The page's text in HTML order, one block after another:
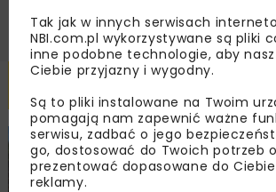
Powiązane artykuły
BUDOWNICTWO
Tak jak w innych serwisach
NBI.com.pl wykorzystywane są pliki
inne podobne technologie, aby
Ciebie przyjazny i wygodny.
Są to pliki instalowane na Twoim
pomagają nam zapewnić ważne
serwisu, zadbać o jego
go, dostosować do Twoich potrzeb
prezentować dopasowane do
reklamy.